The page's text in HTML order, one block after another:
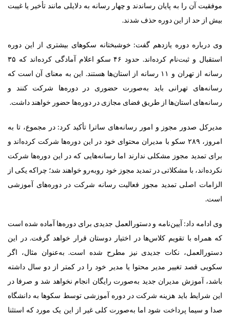
موفقیت آن را به پایان رساندند و چهار رسانه به دلایلی مانند تأخیر یا غیبت
بیش از حد از این دوره حذف شدند.
وی درباره دوره یازدهم گفت: خوشبختانه سکوهای بیشتری از این دوره
استقبال و ثبت‌نام کرده‌اند. حدود ۴۶ سکو اعلام آمادگی کرده‌اند که ۳۵
رسانه از تهران و ۱۱ رسانه از استان‌ها هستند. این به معنای آن است که
رسانه‌های تهرانی باید به‌صورت حضوری در دوره‌ها شرکت کنند و
رسانه‌های استان‌ها از طریق فضای مجازی در دوره‌ها حضور خواهند داشت.
مدیرکل صدور مجوز و امور رسانه‌های ساترا تأکید کرد: در مجموع، تا به
امروز، ۲۸۹ سکو با مدیران محتوای خود در این دوره‌ها شرکت کرده‌اند و
برای تمدید مجوز مشکلی ندارند اما رسانه‌هایی که در این دوره‌ها شرکت
نکرده‌اند، با مشکلاتی در تمدید مجوز خود روبه‌رو خواهند شد؛ چراکه یکی از
الزامات اصلی تمدید مجوز فعالیت رسانه شرکت در دوره‌های آموزشی
است.
وی ادامه داد: ‌آیین‌نامه و دستورالعمل جدیدی برای دوره‌ها آماده شده است
که ‌همراه با تقویم کلاس‌ها در اختیار دوستان قرار خواهد گرفت. در این
دستورالعمل، نکات جدیدی نیز مطرح شده است. به‌عنوان مثال، اگر
سکویی قصد تغییر مدیر محتوا یا مدیر خود را در کمتر از دو سال داشته
باشد، آموزش مدیران جدید به‌صورت رایگان انجام نخواهد شد و صرفا در
این شرایط باید هزینه شرکت در دوره آموزشی توسط سکوها به دانشگاه
صدا و سیما پرداخت شود اما به‌صورت کلی غیر از این یک مورد که استثنا